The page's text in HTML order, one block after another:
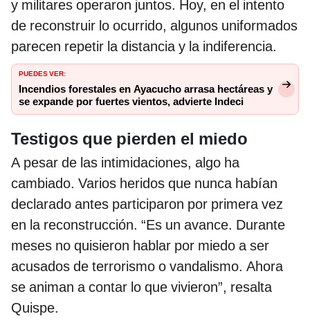
y militares operaron juntos. Hoy, en el intento
de reconstruir lo ocurrido, algunos uniformados
parecen repetir la distancia y la indiferencia.
PUEDES VER:
Incendios forestales en Ayacucho arrasa hectáreas y
se expande por fuertes vientos, advierte Indeci
Testigos que pierden el miedo
A pesar de las intimidaciones, algo ha
cambiado. Varios heridos que nunca habían
declarado antes participaron por primera vez
en la reconstrucción. “Es un avance. Durante
meses no quisieron hablar por miedo a ser
acusados de terrorismo o vandalismo. Ahora
se animan a contar lo que vivieron”, resalta
Quispe.